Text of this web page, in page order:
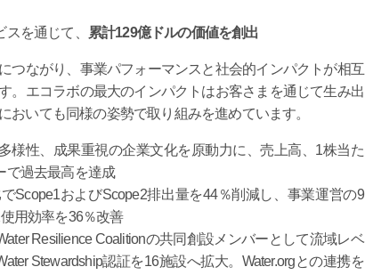
を通じて、
累計129億ドルの価値を創出
つながり、事業パフォーマンスと社会的インパクトが相互
。エコラボの最大のインパクトはお客さまを通じて生み出
いても同様の姿勢で取り組みを進めています。
様性、成果重視の企業文化を原動力に、売上高、1株当た
で過去最高を達成
Scope1およびScope2排出量を44％削減し、事業運営の9
用効率を36％改善
Resilience Coalitionの共同創設メンバーとして流域レベ
Stewardship認証を16施設へ拡大。Water.orgとの連携を